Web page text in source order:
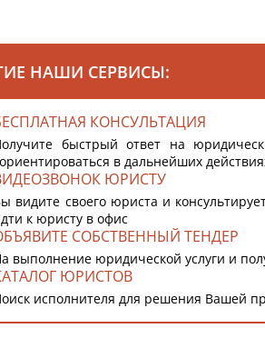
НАШИ СЕРВИСЫ:
КОНСУЛЬТАЦИЯ
быстрый ответ на
в дальнейших
ЮРИСТУ
видите своего юриста и
к юристу в офис
СОБСТВЕННЫЙ ТЕНДЕР
выполнение юридической услуги и
ЮРИСТОВ
исполнителя для решения Вашей